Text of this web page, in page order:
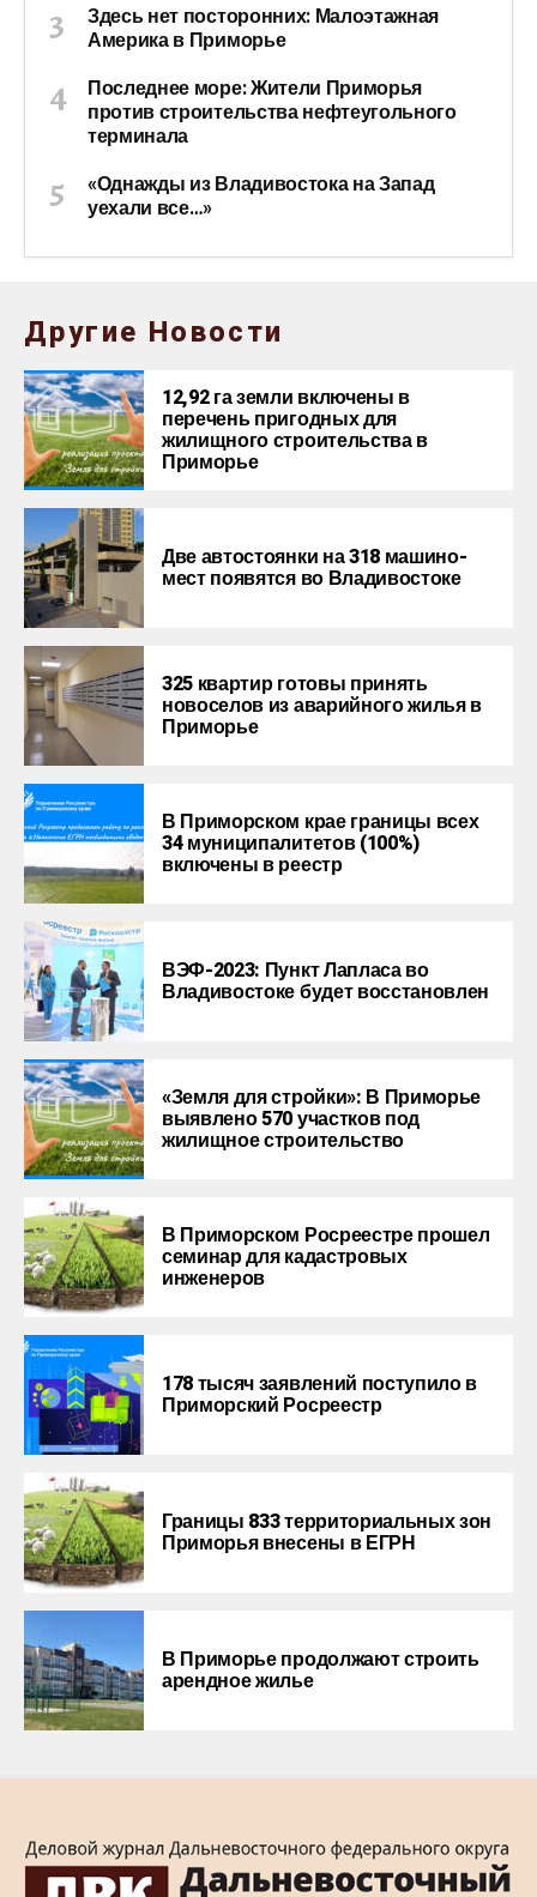
Здесь нет посторонних: Малоэтажная
Америка в Приморье
Последнее море: Жители Приморья
против строительства нефтеугольного
терминала
«Однажды из Владивостока на Запад
уехали все…»
Другие Новости
12,92 га земли включены в
перечень пригодных для
жилищного строительства в
Приморье
Две автостоянки на 318 машино-
мест появятся во Владивостоке
325 квартир готовы принять
новоселов из аварийного жилья в
Приморье
В Приморском крае границы всех
34 муниципалитетов (100%)
включены в реестр
ВЭФ-2023: Пункт Лапласа во
Владивостоке будет восстановлен
«Земля для стройки»: В Приморье
выявлено 570 участков под
жилищное строительство
В Приморском Росреестре прошел
семинар для кадастровых
инженеров
178 тысяч заявлений поступило в
Приморский Росреестр
Границы 833 территориальных зон
Приморья внесены в ЕГРН
В Приморье продолжают строить
арендное жилье